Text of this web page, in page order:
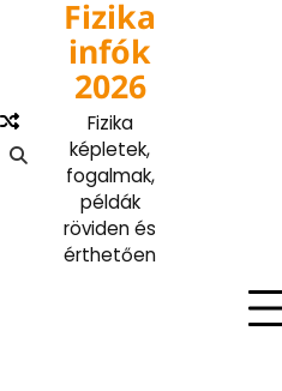
content
Fizika
infók
2026
Fizika
képletek,
fogalmak,
példák
röviden és
érthetően